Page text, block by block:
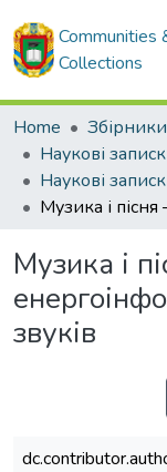
Communities
Collections
Home
Музика і
звуків